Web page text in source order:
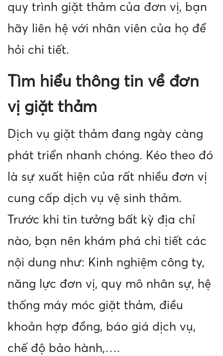
quy trình giặt thảm của đơn vị, bạn
hãy liên hệ với nhân viên của họ để
hỏi chi tiết.
Tìm hiểu thông tin về đơn
vị giặt thảm
Dịch vụ giặt thảm đang ngày càng
phát triển nhanh chóng. Kéo theo đó
là sự xuất hiện của rất nhiều đơn vị
cung cấp dịch vụ vệ sinh thảm.
Trước khi tin tưởng bất kỳ địa chỉ
nào, bạn nên khám phá chi tiết các
nội dung như: Kinh nghiệm công ty,
năng lực đơn vị, quy mô nhân sự, hệ
thống máy móc giặt thảm, điều
khoản hợp đồng, báo giá dịch vụ,
chế độ bảo hành,….